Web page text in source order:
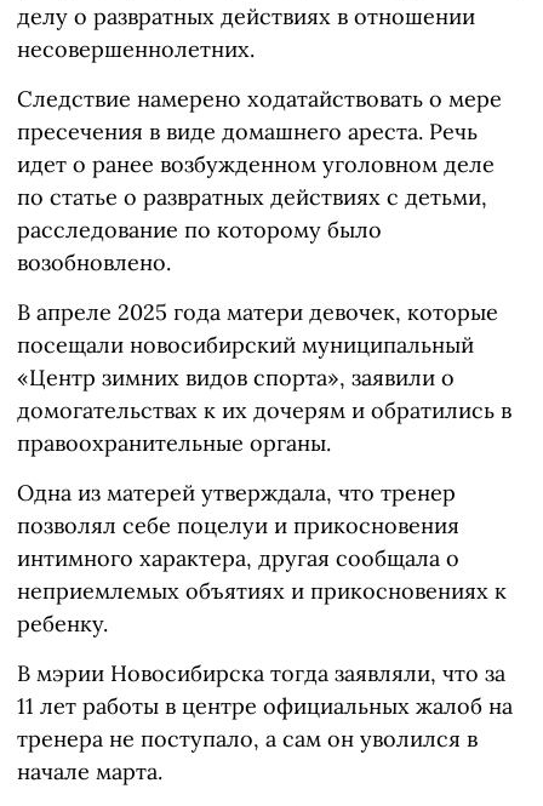
делу о развратных действиях в отношении
несовершеннолетних.
Следствие намерено ходатайствовать о мере
пресечения в виде домашнего ареста. Речь
идет о ранее возбужденном уголовном деле
по статье о развратных действиях с детьми,
расследование по которому было
возобновлено.
В апреле 2025 года матери девочек, которые
посещали новосибирский муниципальный
«Центр зимних видов спорта», заявили о
домогательствах к их дочерям и обратились в
правоохранительные органы.
Одна из матерей утверждала, что тренер
позволял себе поцелуи и прикосновения
интимного характера, другая сообщала о
неприемлемых объятиях и прикосновениях к
ребенку.
В мэрии Новосибирска тогда заявляли, что за
11 лет работы в центре официальных жалоб на
тренера не поступало, а сам он уволился в
начале марта.